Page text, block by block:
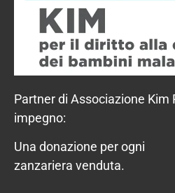
Partner di Associazione Kim
impegno:
Una donazione per ogni
zanzariera venduta.